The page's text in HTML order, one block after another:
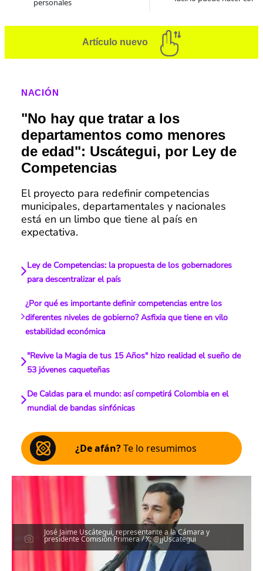
personales
Artículo nuevo
NACIÓN
"No hay que tratar a los
departamentos como menores
de edad": Uscátegui, por Ley de
Competencias
El proyecto para redefinir competencias
municipales, departamentales y nacionales
está en un limbo que tiene al país en
expectativa.
Ley de Competencias: la propuesta de los gobernadores
para descentralizar el país
¿Por qué es importante definir competencias entre los
diferentes niveles de gobierno? Asfixia que tiene en vilo
estabilidad económica
"Revive la Magia de tus 15 Años" hizo realidad el sueño de
53 jóvenes caqueteñas
De Caldas para el mundo: así competirá Colombia en el
mundial de bandas sinfónicas
¿De afán?Te lo resumimos
José Jaime Uscátegui, representante a la Cámara y
presidente Comisión Primera / X: @jjUscategui